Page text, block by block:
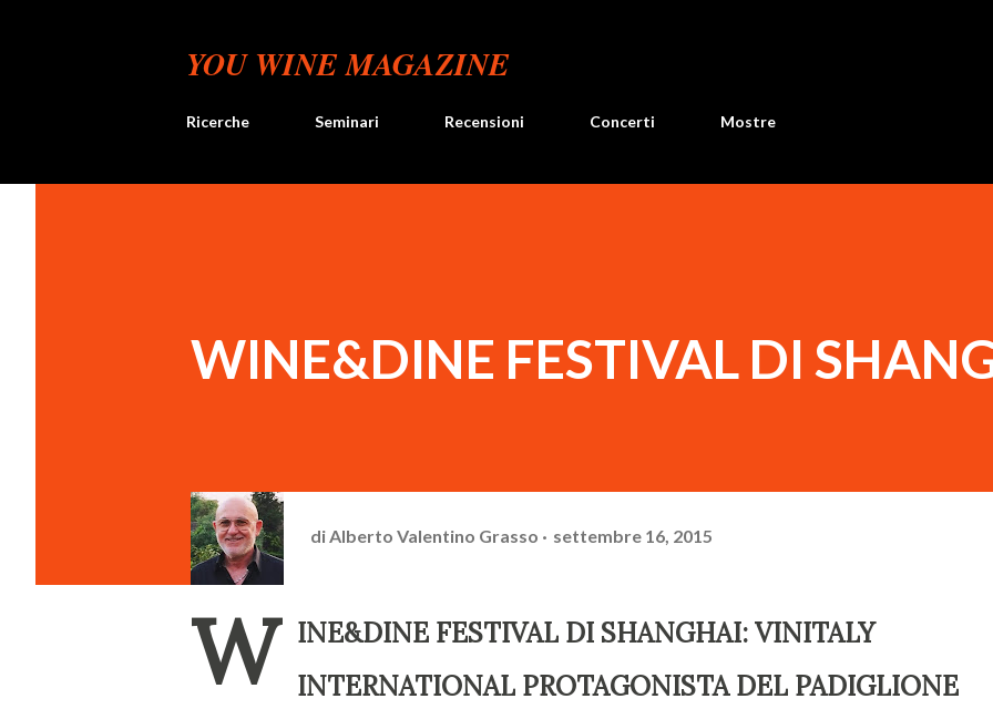
YOU WINE MAGAZINE
Ricerche Seminari Recensioni Concerti Mostre
WINE&DINE FESTIVAL DI
di Alberto Valentino Grasso settembre 16, 2015
W INE&DINE FESTIVAL DI SHANGHAI: VINITALY
INTERNATIONAL PROTAGONISTA DEL PADIGLIONE